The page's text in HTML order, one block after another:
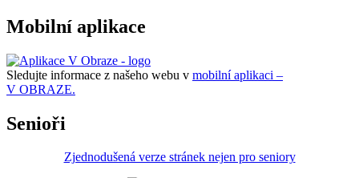
Mobilní aplikace
Sledujte informace z našeho webu v mobilní aplikaci –
V OBRAZE.
Senioři
Zjednodušená verze stránek nejen pro seniory